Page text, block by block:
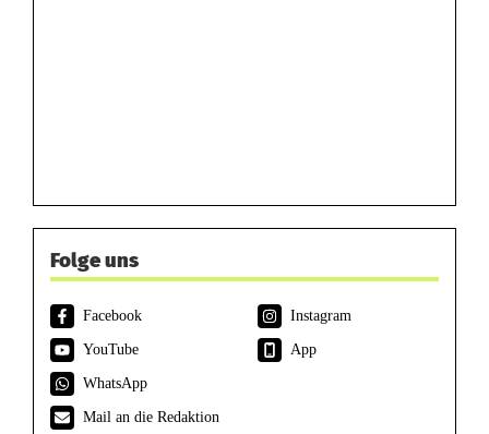
Folge uns
Facebook
Instagram
YouTube
App
WhatsApp
Mail an die Redaktion